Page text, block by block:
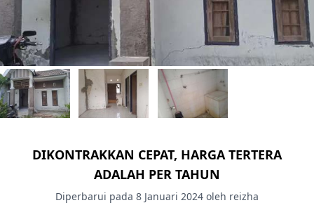
DIKONTRAKKAN CEPAT, HARGA TERTERA
ADALAH PER TAHUN
Diperbarui pada 8 Januari 2024 oleh reizha